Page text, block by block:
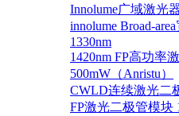
Innolume广域激光
innolume Broad-
1330nm
1420nm FP高功率
500mW（Anristu）
CWLD连续激光二
FP激光二极管模块